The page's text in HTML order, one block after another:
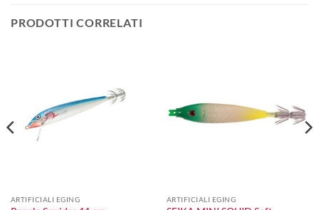
PRODOTTI CORRELATI
ARTIFICIALI EGING ARTIFICIALI EGING